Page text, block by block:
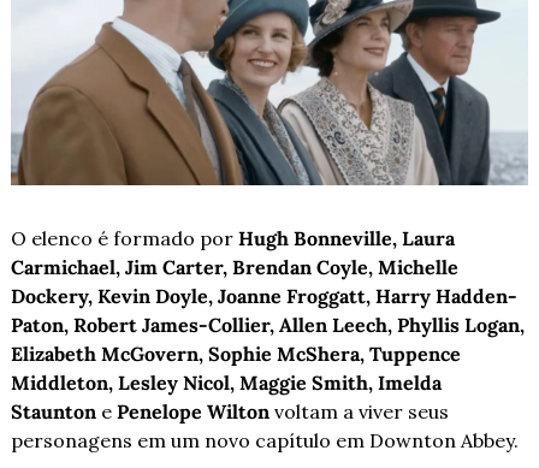
O elenco é formado por Hugh Bonneville, Laura
Carmichael, Jim Carter, Brendan Coyle, Michelle
Dockery, Kevin Doyle, Joanne Froggatt, Harry Hadden-
Paton, Robert James-Collier, Allen Leech, Phyllis Logan,
Elizabeth McGovern, Sophie McShera, Tuppence
Middleton, Lesley Nicol, Maggie Smith, Imelda
Staunton e Penelope Wilton voltam a viver seus
personagens em um novo capítulo em Downton Abbey.